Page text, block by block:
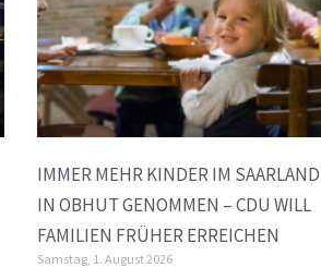
IMMER MEHR KINDER IM SAARLAND
IN OBHUT GENOMMEN – CDU WILL
FAMILIEN FRÜHER ERREICHEN
Samstag, 1. August 2026